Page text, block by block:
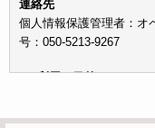
連絡先
個人情報保護管理者：オ
号：050-5213-9267
c）利用の目的
を適切に受け付け、当社